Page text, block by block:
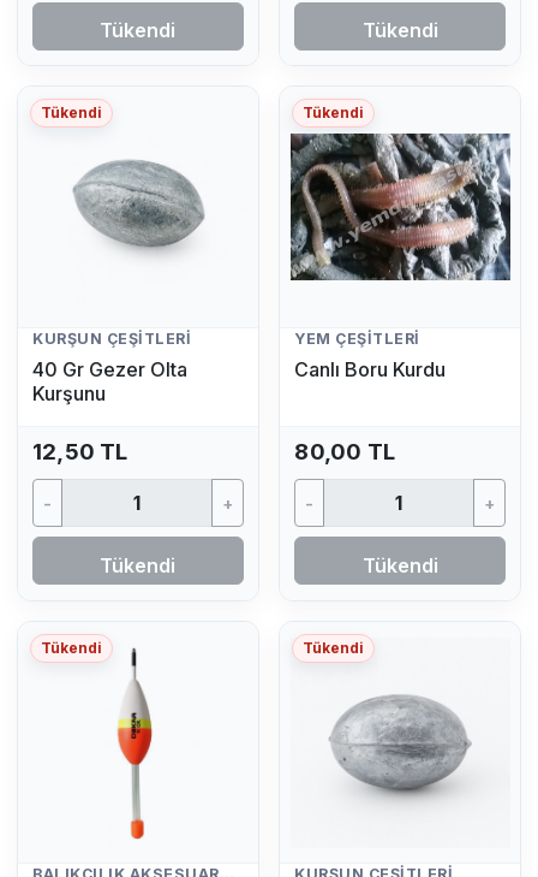
Tükendi Tükendi
Tükendi
KURŞUN ÇEŞITLERI
40 Gr Gezer Olta
Kurşunu
12,50 TL
- +
Tükendi
Tükendi
YEM ÇEŞITLERI
Canlı Boru Kurdu
80,00 TL
- +
Tükendi
Tükendi Tükendi